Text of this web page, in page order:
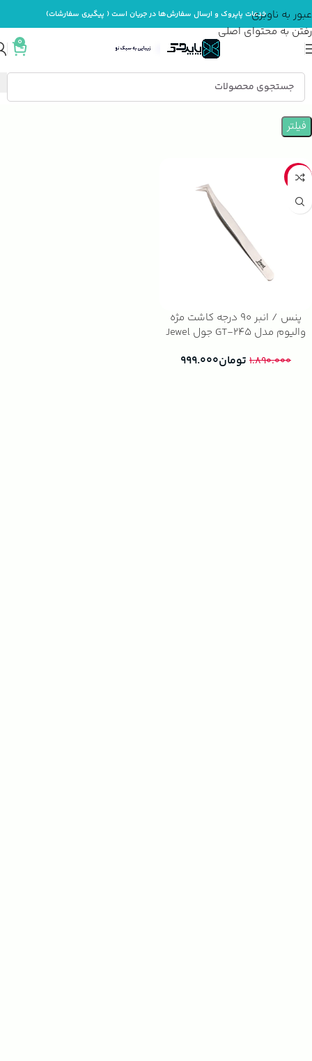
عبور به ناوبری
رفتن به محتوای اصلی
خدمات پاپروک و ارسال سفارش‌ها در جریان است ( پیگیری سفارشات)
0
خانه ابزار آرایش
فیلتر
-47%
پنس / انبر 90 درجه کاشت مژه
والیوم مدل GT-245 جول Jewel
۱.۸۹۰.۰۰۰ تومان۹۹۹.۰۰۰